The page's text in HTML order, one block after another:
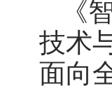
《
技术
面向